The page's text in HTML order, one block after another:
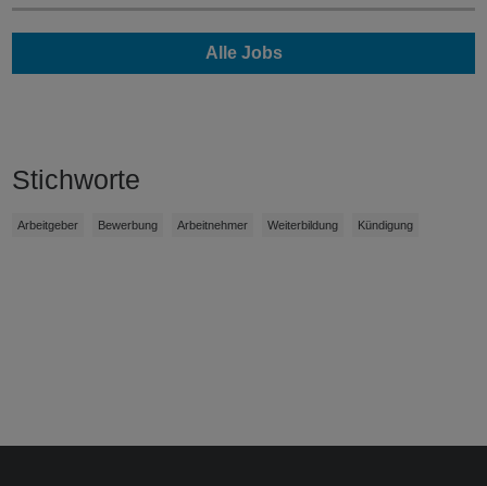
Alle Jobs
Stichworte
Arbeitgeber Bewerbung Arbeitnehmer Weiterbildung Kündigung